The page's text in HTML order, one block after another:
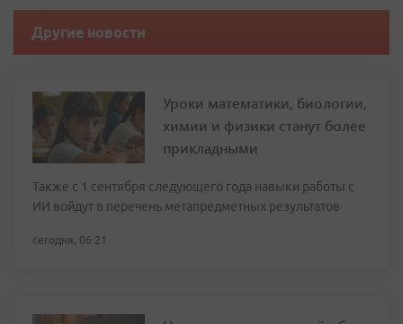
Другие новости
Уроки математики, биологии,
химии и физики станут более
прикладными
Также с 1 сентября следующего года навыки работы с
ИИ войдут в перечень метапредметных результатов
сегодня, 06:21